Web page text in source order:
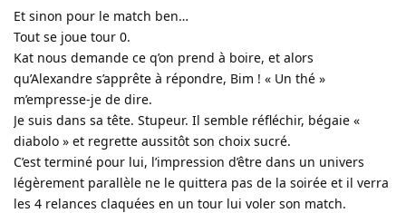
Et sinon pour le match ben…
Tout se joue tour 0.
Kat nous demande ce q’on prend à boire, et alors
qu’Alexandre s’apprête à répondre, Bim ! « Un thé »
m’empresse-je de dire.
Je suis dans sa tête. Stupeur. Il semble réfléchir, bégaie «
diabolo » et regrette aussitôt son choix sucré.
C’est terminé pour lui, l’impression d’être dans un univers
légèrement parallèle ne le quittera pas de la soirée et il verra
les 4 relances claquées en un tour lui voler son match.